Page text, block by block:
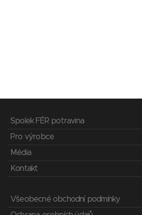
Spolek FÉR potravina
Pro výrobce
Média
Kontakt
Všeobecné obchodní podmínky